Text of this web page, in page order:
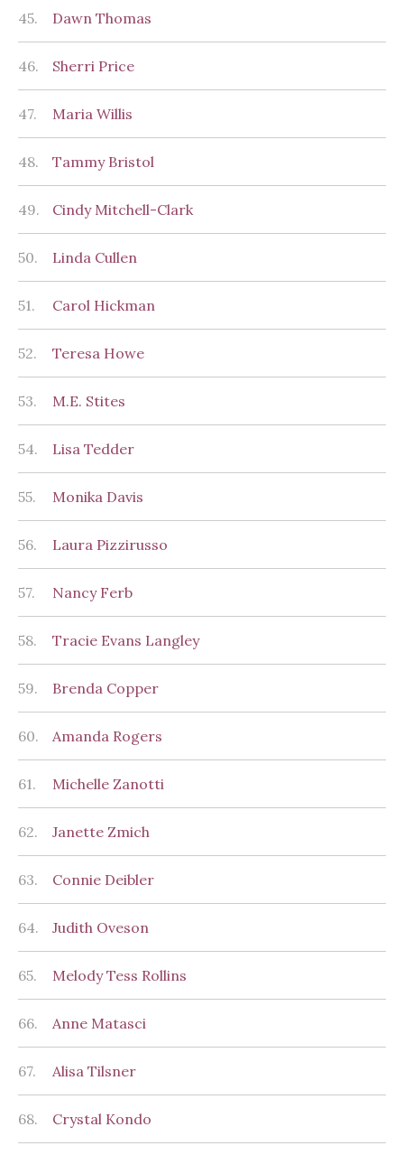
45. Dawn Thomas
46. Sherri Price
47. Maria Willis
48. Tammy Bristol
49. Cindy Mitchell-Clark
50. Linda Cullen
51. Carol Hickman
52. Teresa Howe
53. M.E. Stites
54. Lisa Tedder
55. Monika Davis
56. Laura Pizzirusso
57. Nancy Ferb
58. Tracie Evans Langley
59. Brenda Copper
60. Amanda Rogers
61. Michelle Zanotti
62. Janette Zmich
63. Connie Deibler
64. Judith Oveson
65. Melody Tess Rollins
66. Anne Matasci
67. Alisa Tilsner
68. Crystal Kondo